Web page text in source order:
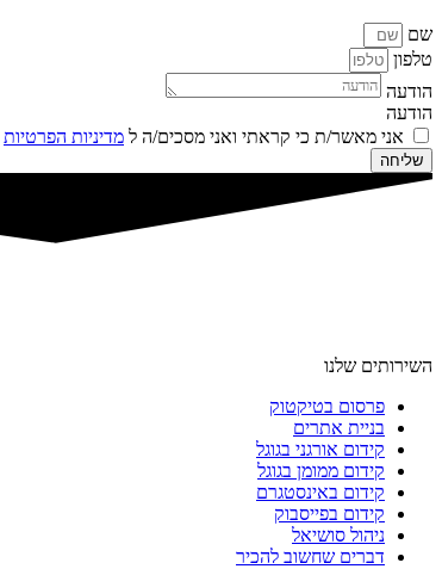
שם
טלפון
הודעה
הודעה
אני מאשר/ת כי קראתי ואני מסכים/ה ל מדיניות הפרטיות
שליחה
השירותים שלנו
פרסום בטיקטוק
בניית אתרים
קידום אורגני בגוגל
קידום ממומן בגוגל
קידום באינסטגרם
קידום בפייסבוק
ניהול סושיאל
דברים שחשוב להכיר